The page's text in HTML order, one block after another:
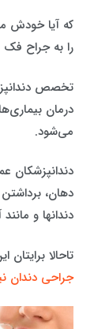
که آیا خودش
را به جراح
تخصص
درمان
می‌شود.
دندانپزشکان
دهان،
دندانها و
تاحالا
جراحی دندان